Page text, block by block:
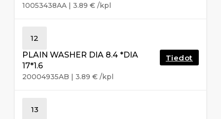
10053438AA | 3.89 € /kpl
12
PLAIN WASHER DIA 8.4 *DIA
17*1.6
20004935AB | 3.89 € /kpl
Tiedot
13